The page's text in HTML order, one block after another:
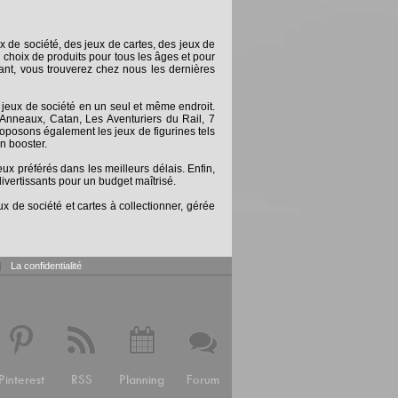
de société, des jeux de cartes, des jeux de
de produits pour tous les âges et pour
vous trouverez chez nous les dernières
de société en un seul et même endroit.
Catan, Les Aventuriers du Rail, 7
également les jeux de figurines tels
booster.
préférés dans les meilleurs délais. Enfin,
pour un budget maîtrisé.
de société et cartes à collectionner, gérée
| La confidentialité
Pinterest RSS Planning Forum